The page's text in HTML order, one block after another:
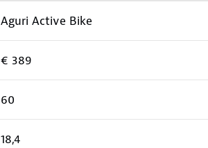
Aguri Active Bike
€ 389
60
18,4